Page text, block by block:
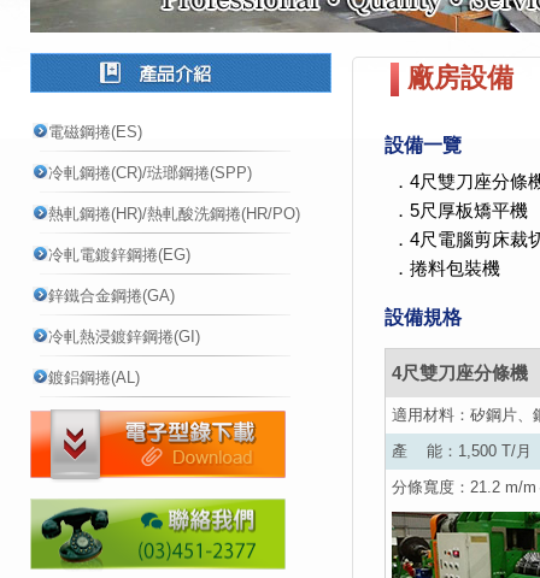
電磁鋼捲(ES)
冷軋鋼捲(CR)/琺瑯鋼捲(SPP)
熱軋鋼捲(HR)/熱軋酸洗鋼捲(HR/PO)
冷軋電鍍鋅鋼捲(EG)
鋅鐵合金鋼捲(GA)
冷軋熱浸鍍鋅鋼捲(GI)
鍍鋁鋼捲(AL)
廠房設備
設備一覽
．4尺雙刀座分條
．5尺厚板矯平機
．4尺電腦剪床裁
．捲料包裝機
設備規格
4尺雙刀座分條機
適用材料：矽鋼片、
產 能：1,500 T/月
分條寬度：21.2 m/